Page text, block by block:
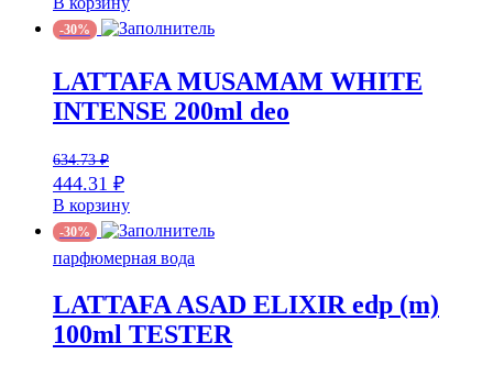
-30%
LATTAFA MUSAMAM WHITE
INTENSE 200ml deo
634.73₽
444.31 ₽
В корзину
-30%
парфюмерная вода
LATTAFA ASAD ELIXIR edp (m)
100ml TESTER